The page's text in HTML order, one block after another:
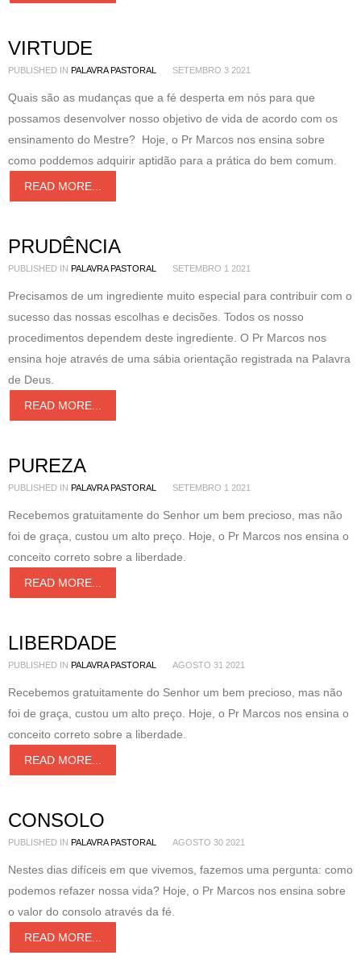
VIRTUDE
PUBLISHED IN PALAVRA PASTORAL SETEMBRO 3 2021
Quais são as mudanças que a fé desperta em nós para que
possamos desenvolver nosso objetivo de vida de acordo com os
ensinamento do Mestre? Hoje, o Pr Marcos nos ensina sobre
como poddemos adquirir aptidão para a prática do bem comum.
READ MORE...
PRUDÊNCIA
PUBLISHED IN PALAVRA PASTORAL SETEMBRO 1 2021
Precisamos de um ingrediente muito especial para contribuir com o
sucesso das nossas escolhas e decisões. Todos os nosso
procedimentos dependem deste ingrediente. O Pr Marcos nos
ensina hoje através de uma sábia orientação registrada na Palavra
de Deus.
READ MORE...
PUREZA
PUBLISHED IN PALAVRA PASTORAL SETEMBRO 1 2021
Recebemos gratuitamente do Senhor um bem precioso, mas não
foi de graça, custou um alto preço. Hoje, o Pr Marcos nos ensina o
conceito correto sobre a liberdade.
READ MORE...
LIBERDADE
PUBLISHED IN PALAVRA PASTORAL AGOSTO 31 2021
Recebemos gratuitamente do Senhor um bem precioso, mas não
foi de graça, custou um alto preço. Hoje, o Pr Marcos nos ensina o
conceito correto sobre a liberdade.
READ MORE...
CONSOLO
PUBLISHED IN PALAVRA PASTORAL AGOSTO 30 2021
Nestes dias difíceis em que vivemos, fazemos uma pergunta: como
podemos refazer nossa vida? Hoje, o Pr Marcos nos ensina sobre
o valor do consolo através da fé.
READ MORE...